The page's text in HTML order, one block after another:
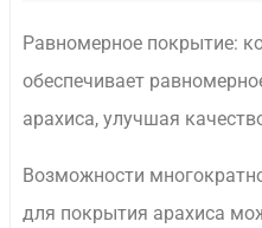
Равномерное покрытие:
обеспечивает
арахиса, улучшая
Возможности
для покрытия арахиса